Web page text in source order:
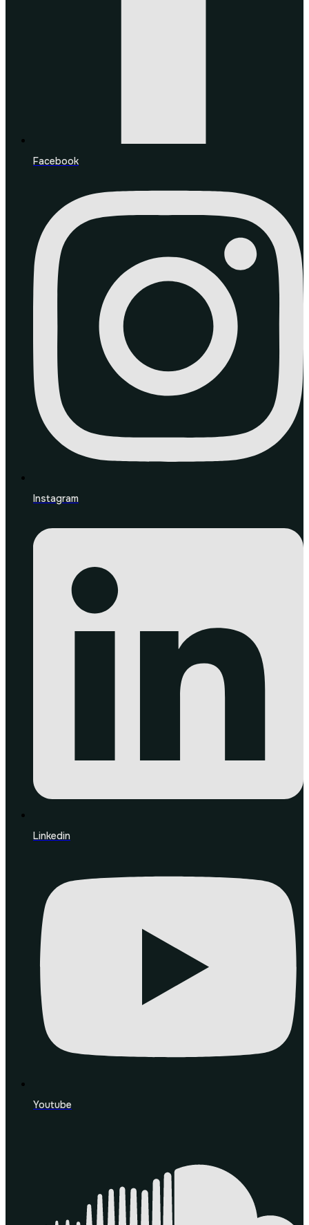
Facebook
Instagram
Linkedin
Youtube